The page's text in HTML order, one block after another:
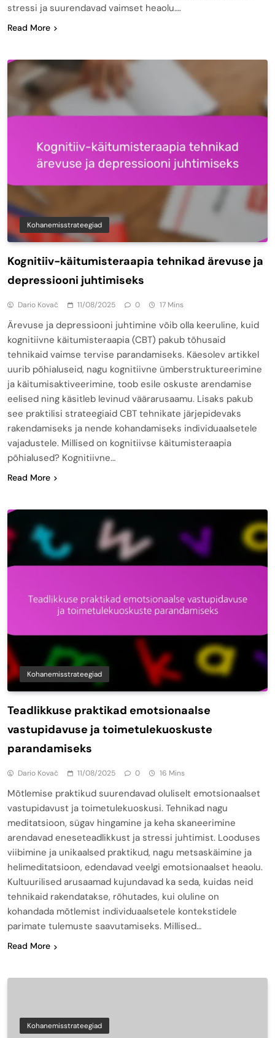
stressi ja suurendavad vaimset heaolu….
Read More
Kohanemisstrateegiad
Kognitiiv-käitumisteraapia tehnikad ärevuse ja
depressiooni juhtimiseks
Dario Kovač 11/08/2025 0 17 Mins
Ärevuse ja depressiooni juhtimine võib olla keeruline, kuid
kognitiivne käitumisteraapia (CBT) pakub tõhusaid
tehnikaid vaimse tervise parandamiseks. Käesolev artikkel
uurib põhialuseid, nagu kognitiivne ümberstruktureerimine
ja käitumisaktiveerimine, toob esile oskuste arendamise
eelised ning käsitleb levinud väärarusaamu. Lisaks pakub
see praktilisi strateegiaid CBT tehnikate järjepidevaks
rakendamiseks ja nende kohandamiseks individuaalsetele
vajadustele. Millised on kognitiivse käitumisteraapia
põhialused? Kognitiivne…
Read More
Kohanemisstrateegiad
Teadlikkuse praktikad emotsionaalse
vastupidavuse ja toimetulekuoskuste
parandamiseks
Dario Kovač 11/08/2025 0 16 Mins
Mõtlemise praktikud suurendavad oluliselt emotsionaalset
vastupidavust ja toimetulekuoskusi. Tehnikad nagu
meditatsioon, sügav hingamine ja keha skaneerimine
arendavad eneseteadlikkust ja stressi juhtimist. Looduses
viibimine ja unikaalsed praktikud, nagu metsaskäimine ja
helimeditatsioon, edendavad veelgi emotsionaalset heaolu.
Kultuurilised arusaamad kujundavad ka seda, kuidas neid
tehnikaid rakendatakse, rõhutades, kui oluline on
kohandada mõtlemist individuaalsetele kontekstidele
parimate tulemuste saavutamiseks. Millised…
Read More
Kohanemisstrateegiad